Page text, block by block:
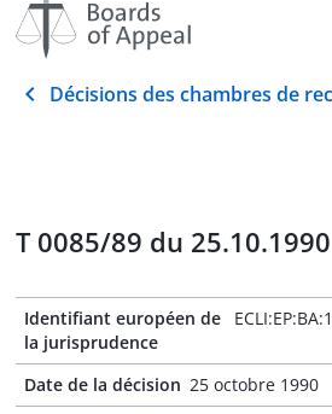
Décisions des chambres de
T 0085/89 du 25.10.1990
Identifiant européen de
la jurisprudence
Date de la décision 25 octobre 1990